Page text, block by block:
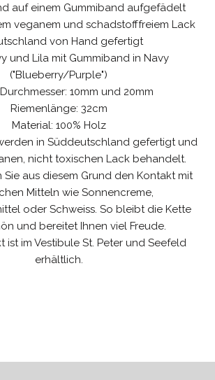
auf einem Gummiband aufgefädelt
veganem und schadstofffreiem Lack
von Hand gefertigt
und Lila mit Gummiband in Navy
("Blueberry/Purple")
10mm und 20mm
Riemenlänge: 32cm
Material: 100% Holz
in Süddeutschland gefertigt und
nicht toxischen Lack behandelt.
Sie aus diesem Grund den Kontakt mit
Mitteln wie Sonnencreme,
oder Schweiss. So bleibt die Kette
und bereitet Ihnen viel Freude.
ist im Vestibule St. Peter und Seefeld
erhältlich.